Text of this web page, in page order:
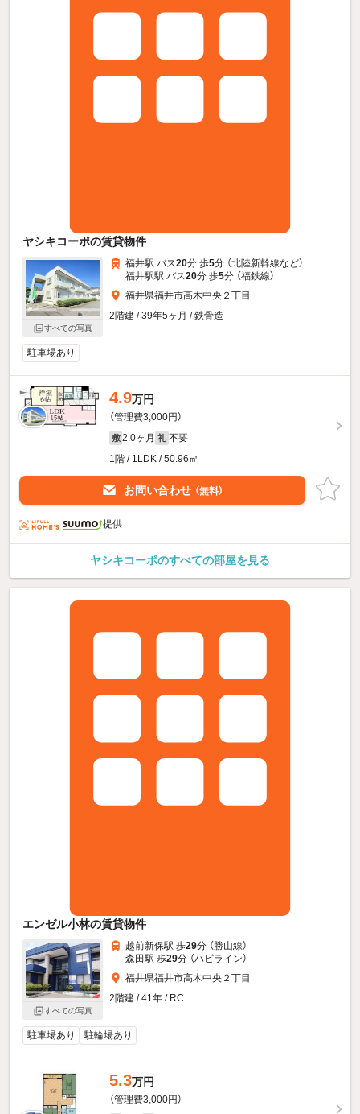
ヤシキコーポの賃貸物件
すべての写真
福井駅 バス20分 歩5分 （北陸新幹線など）
福井駅駅 バス20分 歩5分 （福鉄線）
福井県福井市高木中央２丁目
2階建 / 39年5ヶ月 / 鉄骨造
駐車場あり
4.9万円
（管理費3,000円）
敷 2.0ヶ月 礼 不要
1階 / 1LDK / 50.96㎡
お問い合わせ （無料）
提供
ヤシキコーポのすべての部屋を見る
エンゼル小林の賃貸物件
すべての写真
越前新保駅 歩29分 （勝山線）
森田駅 歩29分 （ハピライン）
福井県福井市高木中央２丁目
2階建 / 41年 / RC
駐車場あり 駐輪場あり
5.3万円
（管理費3,000円）